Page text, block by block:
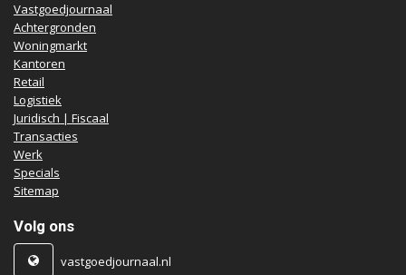
Vastgoedjournaal
Achtergronden
Woningmarkt
Kantoren
Retail
Logistiek
Juridisch | Fiscaal
Transacties
Werk
Specials
Sitemap
Volg ons
vastgoedjournaal.nl